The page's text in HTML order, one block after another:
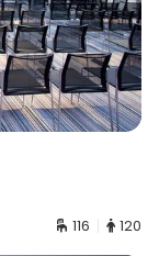
116 120